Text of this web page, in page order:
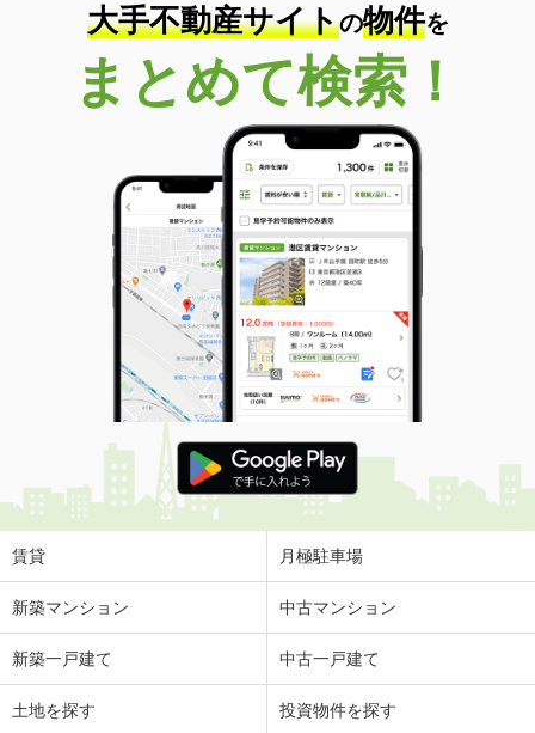
大手不動産サイトの物件を
まとめて検索！
賃貸 月極駐車場
新築マンション 中古マンション
新築一戸建て 中古一戸建て
土地を探す 投資物件を探す